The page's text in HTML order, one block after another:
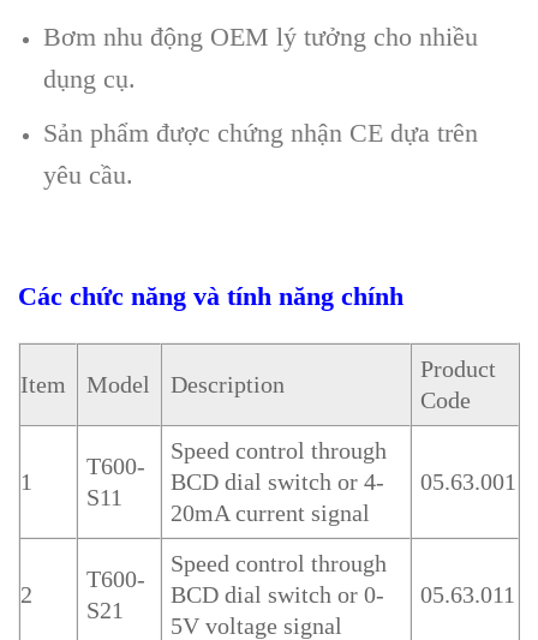
Bơm nhu động OEM lý tưởng cho nhiều
dụng cụ.
Sản phẩm được chứng nhận CE dựa trên
yêu cầu.
Các chức năng và tính năng chính
Item Model Description
Product
Code
1
T600-
S11
Speed control through
BCD dial switch or 4-
20mA current signal
05.63.001
2
T600-
S21
Speed control through
BCD dial switch or 0-
5V voltage signal
05.63.011